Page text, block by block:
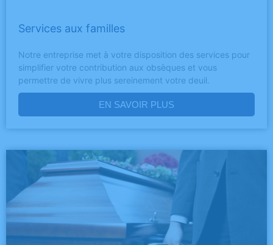
Services aux familles
Notre entreprise met à votre disposition des services pour
simplifier votre contribution aux obsèques et vous
permettre de vivre plus sereinement votre deuil.
EN SAVOIR PLUS